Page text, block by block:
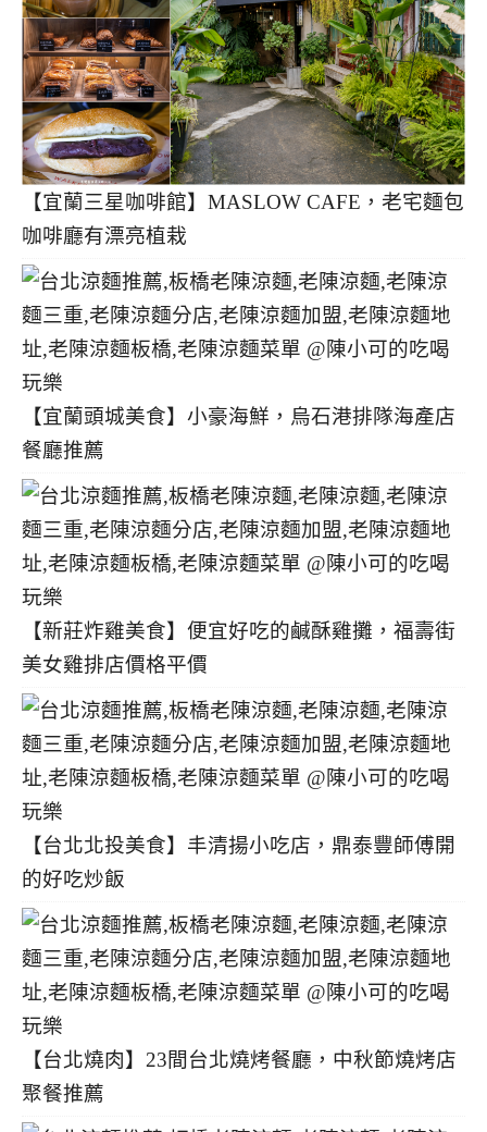
【宜蘭三星咖啡館】MASLOW CAFE，老宅麵包
咖啡廳有漂亮植栽
【宜蘭頭城美食】小豪海鮮，烏石港排隊海產店
餐廳推薦
【新莊炸雞美食】便宜好吃的鹹酥雞攤，福壽街
美女雞排店價格平價
【台北北投美食】丰清揚小吃店，鼎泰豐師傅開
的好吃炒飯
【台北燒肉】23間台北燒烤餐廳，中秋節燒烤店
聚餐推薦